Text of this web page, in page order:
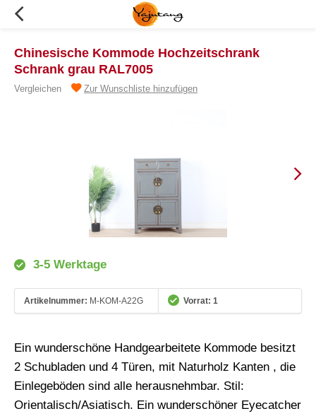
Chinesische Kommode Hochzeitschrank
Schrank grau RAL7005
Vergleichen Zur Wunschliste hinzufügen
3-5 Werktage
Artikelnummer: M-KOM-A22G Vorrat: 1
Ein wunderschöne Handgearbeitete Kommode besitzt
2 Schubladen und 4 Türen, mit Naturholz Kanten , die
Einlegeböden sind alle herausnehmbar. Stil:
Orientalisch/Asiatisch. Ein wunderschöner Eyecatcher